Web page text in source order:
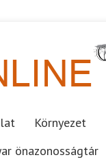
Környezet
önazonosságtár